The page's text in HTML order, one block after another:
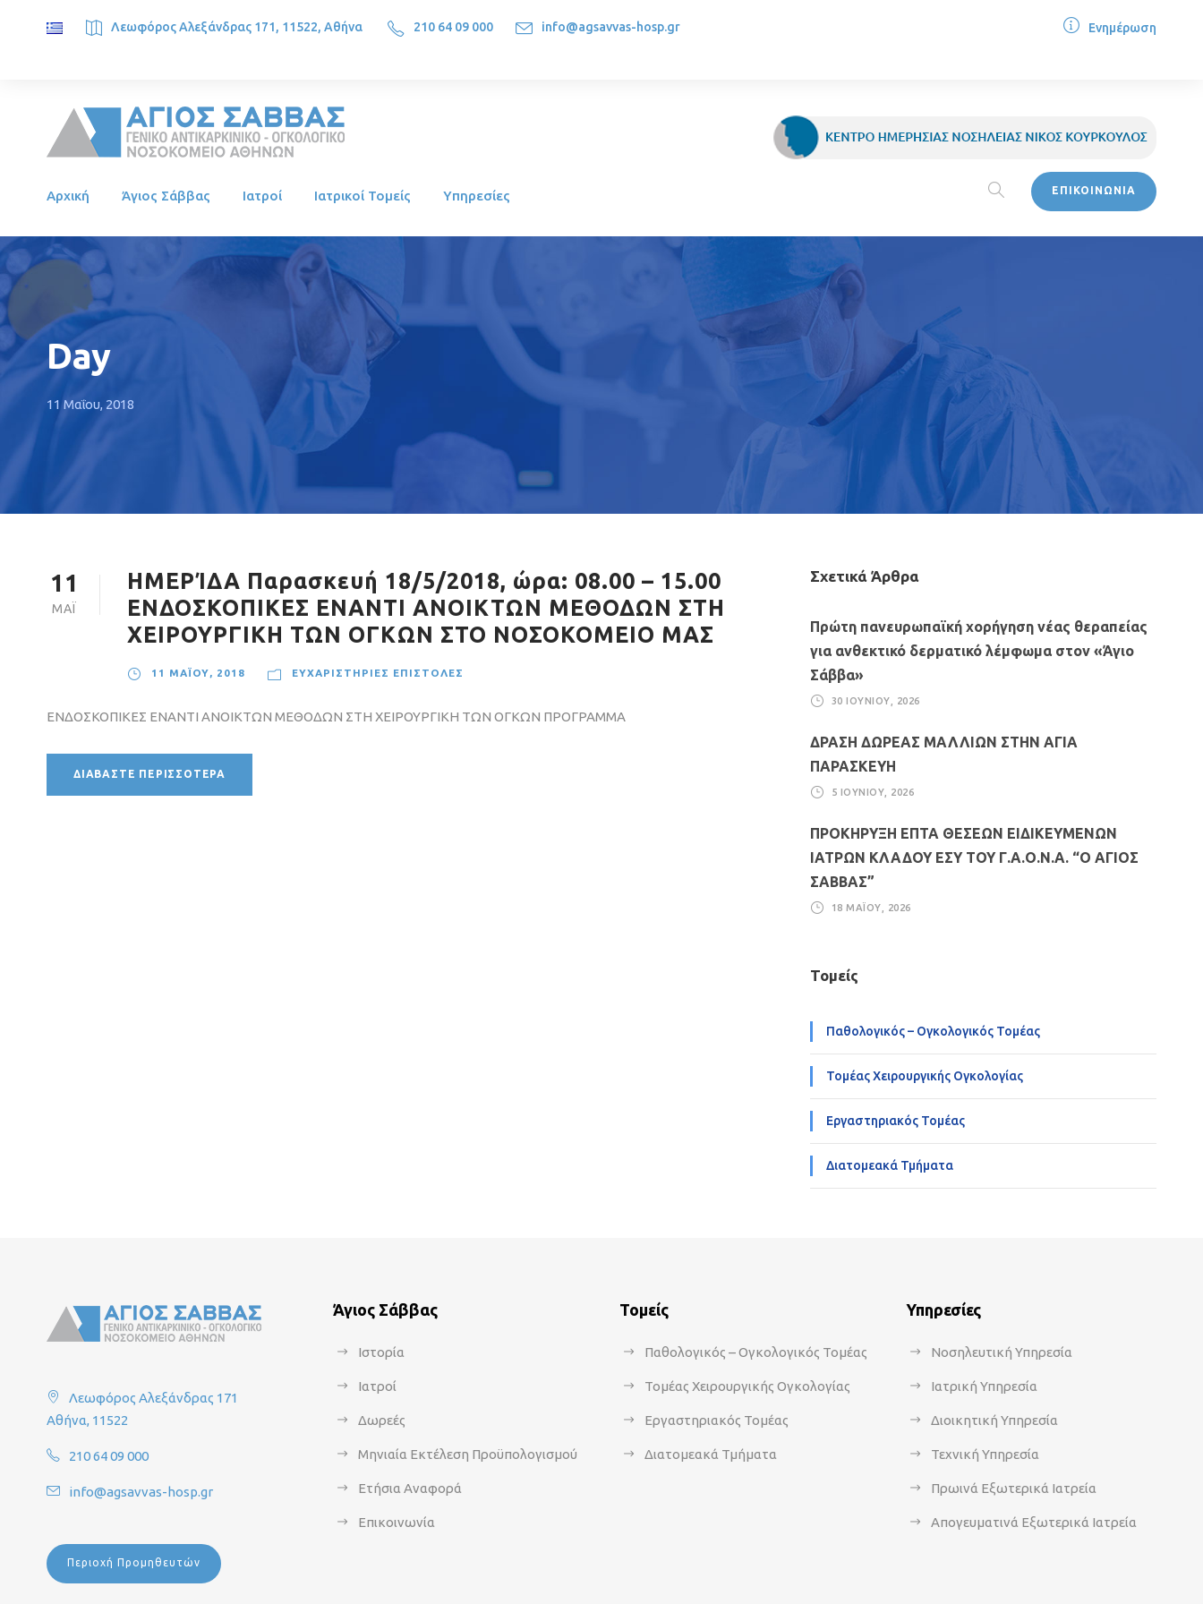
Λεωφόρος Αλεξάνδρας 171, 11522, Αθήνα 210 64 09 000 info@agsavvas-hosp.gr Ενημέρωση
Αρχική Άγιος Σάββας Ιατροί Ιατρικοί Τομείς Υπηρεσίες ΕΠΙΚΟΙΝΩΝΙΑ
Day
11 Μαΐου, 2018
11
ΜΆΙ
ΗΜΕΡΊΔΑ Παρασκευή 18/5/2018, ώρα: 08.00 – 15.00
ΕΝΔΟΣΚΟΠΙΚΕΣ ENANTI ANOIKTΩΝ ΜΕΘΟΔΩΝ ΣΤΗ
ΧΕΙΡΟΥΡΓΙΚΗ ΤΩΝ ΟΓΚΩΝ ΣΤΟ ΝΟΣΟΚΟΜΕΙΟ ΜΑΣ
11 ΜΑΪ́ΟΥ, 2018 ΕΥΧΑΡΙΣΤΉΡΙΕΣ ΕΠΙΣΤΟΛΈΣ
ΕΝΔΟΣΚΟΠΙΚΕΣ ENANTI ANOIKTΩΝ ΜΕΘΟΔΩΝ ΣΤΗ ΧΕΙΡΟΥΡΓΙΚΗ ΤΩΝ ΟΓΚΩΝ ΠΡΟΓΡΑΜΜΑ
ΔΙΑΒΆΣΤΕ ΠΕΡΙΣΣΌΤΕΡΑ
Σχετικά Άρθρα
Πρώτη πανευρωπαϊκή χορήγηση νέας θεραπείας
για ανθεκτικό δερματικό λέμφωμα στον «Άγιο
Σάββα»
30 ΙΟΥΝΊΟΥ, 2026
ΔΡΑΣΗ ΔΩΡΕΑΣ ΜΑΛΛΙΩΝ ΣΤΗΝ ΑΓΙΑ
ΠΑΡΑΣΚΕΥΗ
5 ΙΟΥΝΊΟΥ, 2026
ΠΡΟΚΗΡΥΞΗ ΕΠΤΑ ΘΕΣΕΩΝ ΕΙΔΙΚΕΥΜΕΝΩΝ
ΙΑΤΡΩΝ ΚΛΑΔΟΥ ΕΣΥ ΤΟΥ Γ.Α.Ο.Ν.Α. “Ο ΑΓΙΟΣ
ΣΑΒΒΑΣ”
18 ΜΑΪ́ΟΥ, 2026
Τομείς
Παθολογικός – Ογκολογικός Τομέας
Τομέας Χειρουργικής Ογκολογίας
Εργαστηριακός Τομέας
Διατομεακά Τμήματα
Λεωφόρος Αλεξάνδρας 171
Αθήνα, 11522
210 64 09 000
info@agsavvas-hosp.gr
Περιοχή Προμηθευτών
Άγιος Σάββας
Ιστορία
Ιατροί
Δωρεές
Μηνιαία Εκτέλεση Προϋπολογισμού
Ετήσια Αναφορά
Επικοινωνία
Τομείς
Παθολογικός – Ογκολογικός Τομέας
Τομέας Χειρουργικής Ογκολογίας
Εργαστηριακός Τομέας
Διατομεακά Τμήματα
Υπηρεσίες
Νοσηλευτική Υπηρεσία
Ιατρική Υπηρεσία
Διοικητική Υπηρεσία
Τεχνική Υπηρεσία
Πρωινά Εξωτερικά Ιατρεία
Απογευματινά Εξωτερικά Ιατρεία